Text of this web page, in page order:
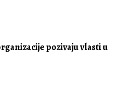
pozivaju vlasti u